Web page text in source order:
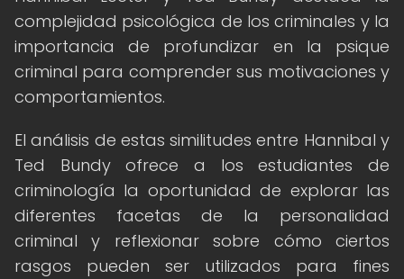
complejidad psicológica de los criminales y la
importancia de profundizar en la psique
criminal para comprender sus motivaciones y
comportamientos.
El análisis de estas similitudes entre Hannibal y
Ted Bundy ofrece a los estudiantes de
criminología la oportunidad de explorar las
diferentes facetas de la personalidad
criminal y reflexionar sobre cómo ciertos
rasgos pueden ser utilizados para fines